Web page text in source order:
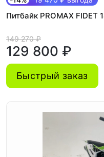
Питбайк PROMAX FIDET
149 270 ₽
129 800 ₽
Быстрый заказ